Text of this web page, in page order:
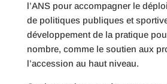
l’ANS pour accompagner le
de politiques publiques et
développement de la pratique
nombre, comme le soutien aux
l’accession au haut niveau.